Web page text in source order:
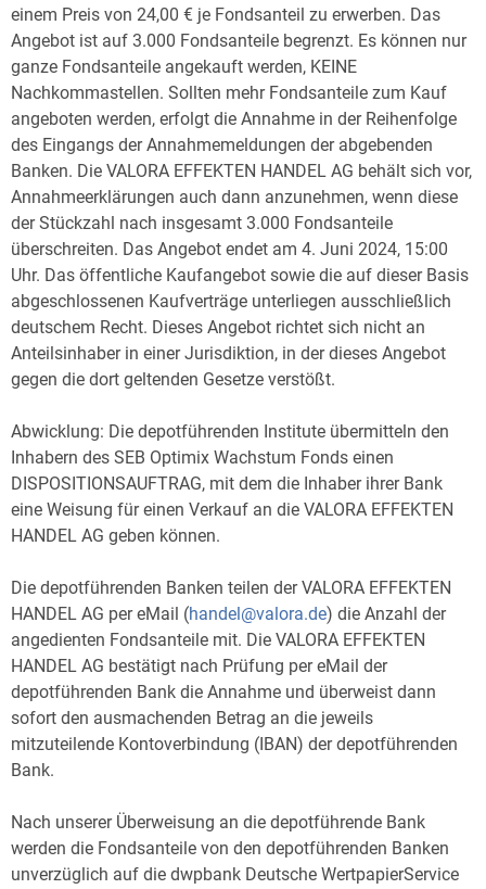
einem Preis von 24,00 € je Fondsanteil zu erwerben. Das
Angebot ist auf 3.000 Fondsanteile begrenzt. Es können nur
ganze Fondsanteile angekauft werden, KEINE
Nachkommastellen. Sollten mehr Fondsanteile zum Kauf
angeboten werden, erfolgt die Annahme in der Reihenfolge
des Eingangs der Annahmemeldungen der abgebenden
Banken. Die VALORA EFFEKTEN HANDEL AG behält sich vor,
Annahmeerklärungen auch dann anzunehmen, wenn diese
der Stückzahl nach insgesamt 3.000 Fondsanteile
überschreiten. Das Angebot endet am 4. Juni 2024, 15:00
Uhr. Das öffentliche Kaufangebot sowie die auf dieser Basis
abgeschlossenen Kaufverträge unterliegen ausschließlich
deutschem Recht. Dieses Angebot richtet sich nicht an
Anteilsinhaber in einer Jurisdiktion, in der dieses Angebot
gegen die dort geltenden Gesetze verstößt.
Abwicklung: Die depotführenden Institute übermitteln den
Inhabern des SEB Optimix Wachstum Fonds einen
DISPOSITIONSAUFTRAG, mit dem die Inhaber ihrer Bank
eine Weisung für einen Verkauf an die VALORA EFFEKTEN
HANDEL AG geben können.
Die depotführenden Banken teilen der VALORA EFFEKTEN
HANDEL AG per eMail (handel@valora.de) die Anzahl der
angedienten Fondsanteile mit. Die VALORA EFFEKTEN
HANDEL AG bestätigt nach Prüfung per eMail der
depotführenden Bank die Annahme und überweist dann
sofort den ausmachenden Betrag an die jeweils
mitzuteilende Kontoverbindung (IBAN) der depotführenden
Bank.
Nach unserer Überweisung an die depotführende Bank
werden die Fondsanteile von den depotführenden Banken
unverzüglich auf die dwpbank Deutsche WertpapierService